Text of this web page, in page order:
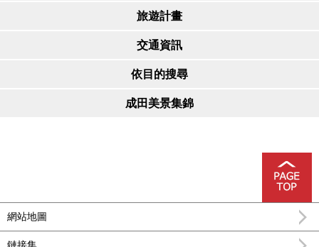
旅遊計畫
交通資訊
依目的搜尋
成田美景集錦
網站地圖